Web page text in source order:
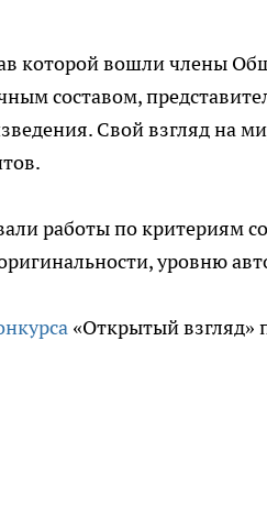
которой вошли члены
составом,
Свой взгляд на
работы по критериям
уровню
«Открытый взгляд»